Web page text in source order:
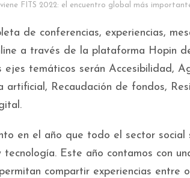
viene FITS 2022: el encuentro global más
de conferencias, experiencias,
a través de la plataforma Hopin
temáticos serán Accesibilidad,
artificial, Recaudación de fondos,
en el año que todo el sector
tecnología. Este año contamos con
compartir experiencias entre